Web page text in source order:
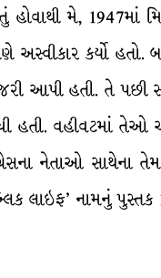
હોવાથી મે, 1947માં
અસ્વીકાર કર્યો હતો.
આપી હતી. તે પછી
હતી. વહીવટમાં તેઓ
નેતાઓ સાથેના
લાઇફ’ નામનું પુસ્તક